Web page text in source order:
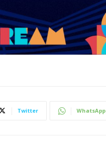
Twitter WhatsApp